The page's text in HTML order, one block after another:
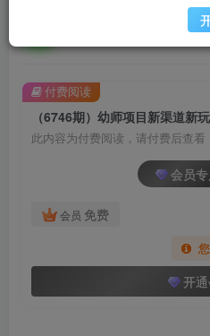
此内容为付费阅读，请付费后查看
会员
会员 免费
开
付费阅读